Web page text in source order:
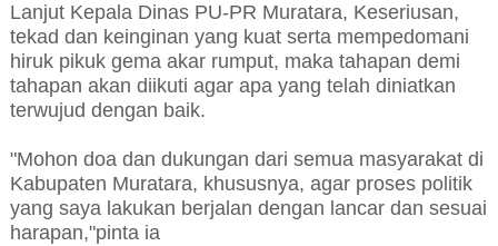
Lanjut Kepala Dinas PU-PR Muratara, Keseriusan,
tekad dan keinginan yang kuat serta mempedomani
hiruk pikuk gema akar rumput, maka tahapan demi
tahapan akan diikuti agar apa yang telah diniatkan
terwujud dengan baik.
"Mohon doa dan dukungan dari semua masyarakat di
Kabupaten Muratara, khususnya, agar proses politik
yang saya lakukan berjalan dengan lancar dan sesuai
harapan,"pinta ia